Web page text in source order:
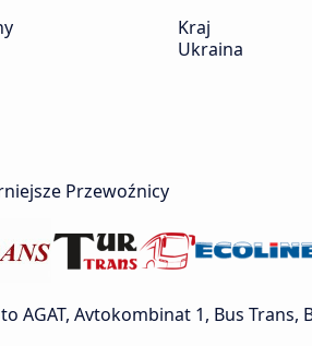
Kraj
Ukraina
Przewoźnicy
AGAT, Avtokombinat 1, Bus